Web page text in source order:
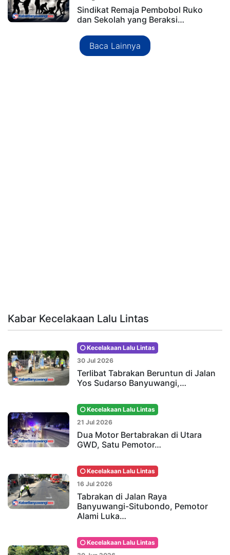
Sindikat Remaja Pembobol Ruko
dan Sekolah yang Beraksi…
Baca Lainnya
Kabar Kecelakaan Lalu Lintas
Kecelakaan Lalu Lintas
30 Jul 2026
Terlibat Tabrakan Beruntun di Jalan
Yos Sudarso Banyuwangi,…
Kecelakaan Lalu Lintas
21 Jul 2026
Dua Motor Bertabrakan di Utara
GWD, Satu Pemotor…
Kecelakaan Lalu Lintas
16 Jul 2026
Tabrakan di Jalan Raya
Banyuwangi-Situbondo, Pemotor
Alami Luka…
Kecelakaan Lalu Lintas